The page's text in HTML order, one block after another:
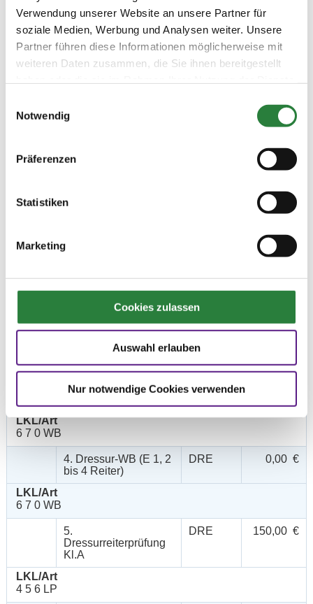
Verwendung unserer Website an unsere Partner für
soziale Medien, Werbung und Analysen weiter. Unsere
Partner führen diese Informationen möglicherweise mit
weiteren Daten zusammen, die Sie ihnen bereitgestellt
Notwendig
Präferenzen
Statistiken
Marketing
Cookies zulassen
Auswahl erlauben
Nur notwendige Cookies verwenden
Sa. vorm.: 1,3,4,5; nachm.: 2,6,7,8
Ergebnisse:
Prüfungen
Datum Prüfung Preisgeld
1. Reiter-WB Schritt -
Trab - Galopp
0,00 €
LKL/Art
6 7 0 WB
2. Dressurreiter-WB
(RE 2)
DRE
6 7 0 WB
3. Dressur-WB (E 4, 2
DRE
LKL/Art
6 7 0 WB
4. Dressur-WB (E 1, 2
bis 4 Reiter)
DRE 0,00 €
LKL/Art
6 7 0 WB
5.
Dressurreiterprüfung
Kl.A
DRE 150,00 €
LKL/Art
4 5 6 LP